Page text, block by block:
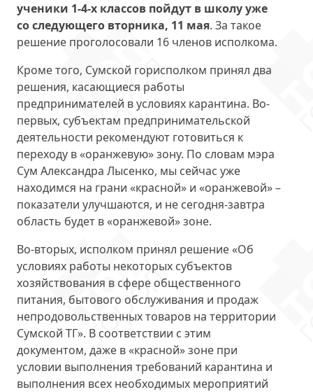
ученики 1-4-х классов пойдут в школу уже
со следующего вторника, 11 мая. За такое
решение проголосовали 16 членов исполкома.
Кроме того, Сумской горисполком принял два
решения, касающиеся работы
предпринимателей в условиях карантина. Во-
первых, субъектам предпринимательской
деятельности рекомендуют готовиться к
переходу в «оранжевую» зону. По словам мэра
Сум Александра Лысенко, мы сейчас уже
находимся на грани «красной» и «оранжевой» –
показатели улучшаются, и не сегодня-завтра
область будет в «оранжевой» зоне.
Во-вторых, исполком принял решение «Об
условиях работы некоторых субъектов
хозяйствования в сфере общественного
питания, бытового обслуживания и продаж
непродовольственных товаров на территории
Сумской ТГ». В соответствии с этим
документом, даже в «красной» зоне при
условии выполнения требований карантина и
выполнения всех необходимых мероприятий